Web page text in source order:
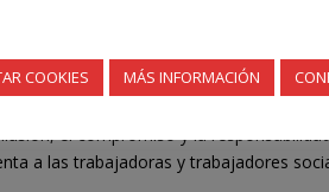
de Navarra
los derechos
el compromiso y la responsabilidad
a las trabajadoras y trabajadores
COOKIES MÁS INFORMACIÓN